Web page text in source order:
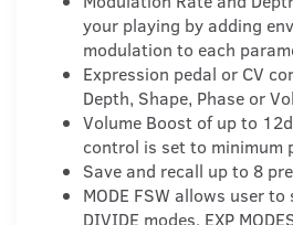
your playing by adding
modulation to each
Expression pedal or CV
Depth, Shape, Phase or
Volume Boost of up to
control is set to minimum
Save and recall up to 8
MODE FSW allows user
DIVIDE modes, EXP